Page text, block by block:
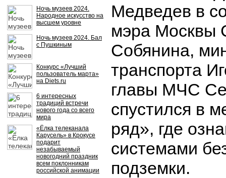
Ночь музеев 2024.
Народное искусство на
высшем уровне
Ночь музеев 2024. Бал
с Пушкиным
Конкурс «Лучший
пользователь марта»
на Diets.ru
6 интересных
традиций встречи
нового года со всего
мира
«Ёлка телеканала
Карусель» в Крокусе
подарит
незабываемый
новогодний праздник
всем поклонникам
российской анимации
Медведев в
мэра Москвы
Собянина,
транспорта
главы МЧС
спустился в
ряд», где
системами
подземки.